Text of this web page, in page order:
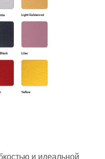
и идеальной